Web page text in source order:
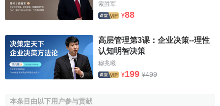
索胜军
¥88
高层管理第3课：企业决策--理性
认知明智决策
穆兆曦
¥199 ¥499
本条目由以下用户参与贡献